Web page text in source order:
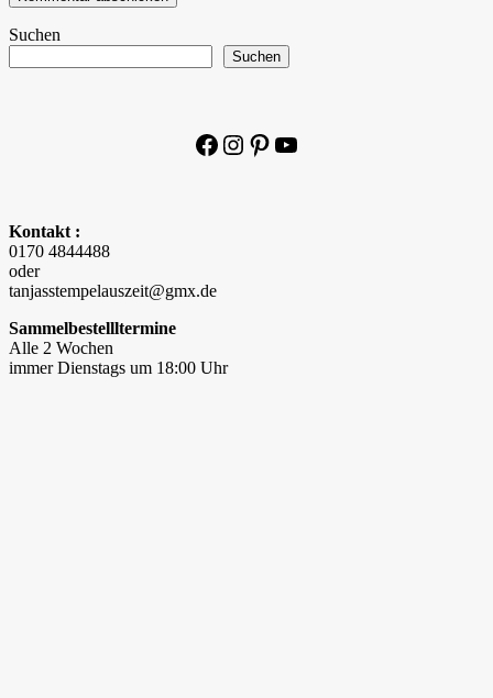
Suchen
Suchen
Facebook
Instagram
Pinterest
YouTube
Kontakt :
0170 4844488
oder
tanjasstempelauszeit@gmx.de
Sammelbestellltermine
Alle 2 Wochen
immer Dienstags um 18:00 Uhr